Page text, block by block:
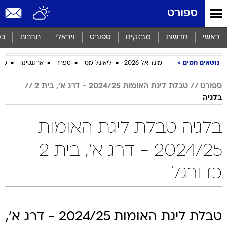
ספורט
ראשי חדשות מבזקים ספורט ויראלי תרבות
נושאים חמים מונדיאל 2026 ליאונל מסי ספרד ארגנטינה
ספורט
טבלת ליגת האומות 2024/25 - דרג א', בית 2
בלגיה
בלגיה טבלת ליגת האומות
2024/25 - דרג א', בית 2
כדורגל
טבלת ליגת האומות 2024/25 - דרג א',